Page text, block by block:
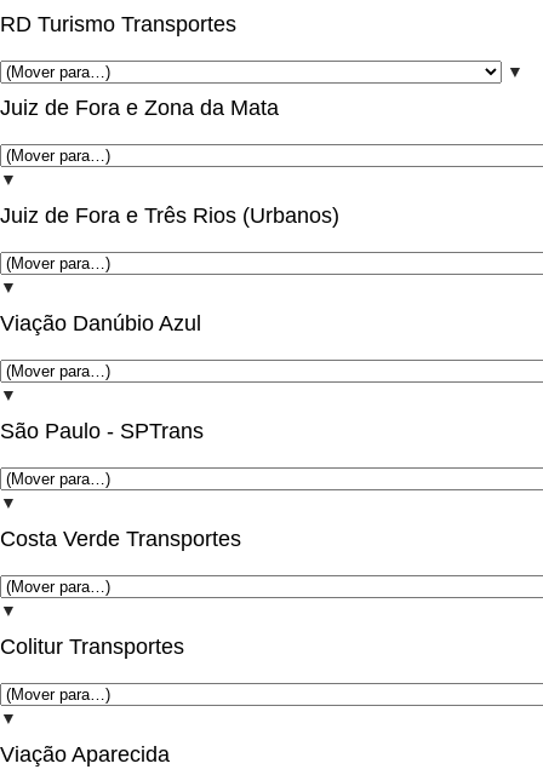
RD Turismo Transportes
▼
Juiz de Fora e Zona da Mata
▼
Juiz de Fora e Três Rios (Urbanos)
▼
Viação Danúbio Azul
▼
São Paulo - SPTrans
▼
Costa Verde Transportes
▼
Colitur Transportes
▼
Viação Aparecida